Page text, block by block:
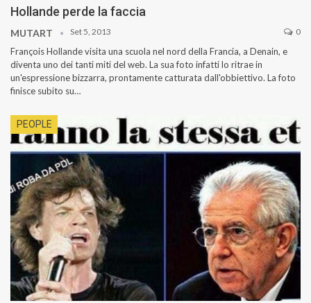
Hollande perde la faccia
MUTART Set 5, 2013 0
François Hollande visita una scuola nel nord della Francia, a Denain, e
diventa uno dei tanti miti del web. La sua foto infatti lo ritrae in
un'espressione bizzarra, prontamente catturata dall'obbiettivo. La foto
finisce subito su…
PEOPLE